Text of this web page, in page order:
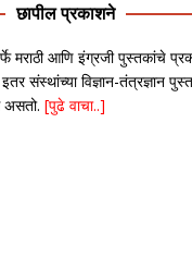
छापील प्रकाशने
मराठी आणि इंग्रजी पुस्तकांचे
संस्थांच्या विज्ञान-तंत्रज्ञान
असतो. [पुढे वाचा..]